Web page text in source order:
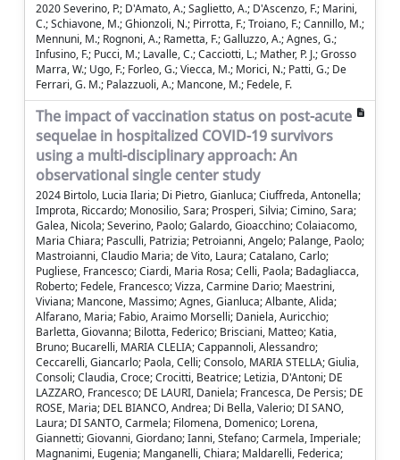
2020 Severino, P.; D'Amato, A.; Saglietto, A.; D'Ascenzo, F.; Marini,
C.; Schiavone, M.; Ghionzoli, N.; Pirrotta, F.; Troiano, F.; Cannillo, M.;
Mennuni, M.; Rognoni, A.; Rametta, F.; Galluzzo, A.; Agnes, G.;
Infusino, F.; Pucci, M.; Lavalle, C.; Cacciotti, L.; Mather, P. J.; Grosso
Marra, W.; Ugo, F.; Forleo, G.; Viecca, M.; Morici, N.; Patti, G.; De
Ferrari, G. M.; Palazzuoli, A.; Mancone, M.; Fedele, F.
The impact of vaccination status on post-acute
sequelae in hospitalized COVID-19 survivors
using a multi-disciplinary approach: An
observational single center study
2024 Birtolo, Lucia Ilaria; Di Pietro, Gianluca; Ciuffreda, Antonella;
Improta, Riccardo; Monosilio, Sara; Prosperi, Silvia; Cimino, Sara;
Galea, Nicola; Severino, Paolo; Galardo, Gioacchino; Colaiacomo,
Maria Chiara; Pasculli, Patrizia; Petroianni, Angelo; Palange, Paolo;
Mastroianni, Claudio Maria; de Vito, Laura; Catalano, Carlo;
Pugliese, Francesco; Ciardi, Maria Rosa; Celli, Paola; Badagliacca,
Roberto; Fedele, Francesco; Vizza, Carmine Dario; Maestrini,
Viviana; Mancone, Massimo; Agnes, Gianluca; Albante, Alida;
Alfarano, Maria; Fabio, Araimo Morselli; Daniela, Auricchio;
Barletta, Giovanna; Bilotta, Federico; Brisciani, Matteo; Katia,
Bruno; Bucarelli, MARIA CLELIA; Cappannoli, Alessandro;
Ceccarelli, Giancarlo; Paola, Celli; Consolo, MARIA STELLA; Giulia,
Consoli; Claudia, Croce; Crocitti, Beatrice; Letizia, D'Antoni; DE
LAZZARO, Francesco; DE LAURI, Daniela; Francesca, De Persis; DE
ROSE, Maria; DEL BIANCO, Andrea; Di Bella, Valerio; DI SANO,
Laura; DI SANTO, Carmela; Filomena, Domenico; Lorena,
Giannetti; Giovanni, Giordano; Ianni, Stefano; Carmela, Imperiale;
Magnanimi, Eugenia; Manganelli, Chiara; Maldarelli, Federica;